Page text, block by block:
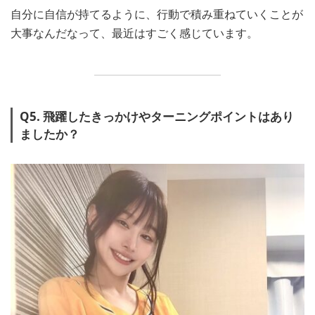
自分に自信が持てるように、行動で積み重ねていくことが
大事なんだなって、最近はすごく感じています。
Q5. 飛躍したきっかけやターニングポイントはあり
ましたか？